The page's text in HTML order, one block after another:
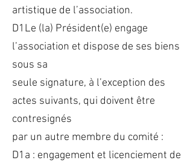
artistique de l’association.
D1Le (la) Président(e) engage
l’association et dispose de ses biens
sous sa
seule signature, à l’exception des
actes suivants, qui doivent être
contresignés
par un autre membre du comité :
D1a : engagement et licenciement de